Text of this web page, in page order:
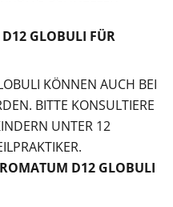
GLOBULI FÜR
KÖNNEN AUCH BEI
BITTE KONSULTIERE
UNTER 12
D12 GLOBULI